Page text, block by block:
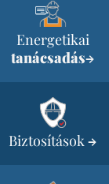
Energetikai
tanácsadás→
Biztosítások→